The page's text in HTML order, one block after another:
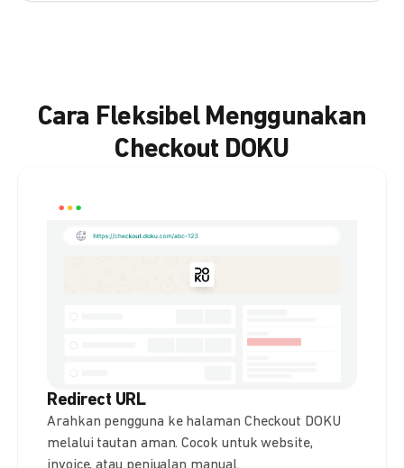
Cara Fleksibel Menggunakan
Checkout DOKU
Redirect URL
Arahkan pengguna ke halaman Checkout DOKU
melalui tautan aman. Cocok untuk website,